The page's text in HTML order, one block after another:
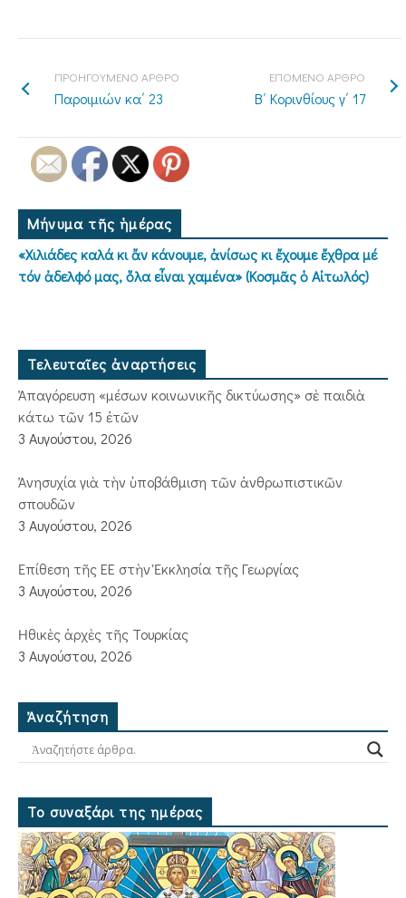
ΠΡΟΗΓΟΥΜΕΝΟ ΑΡΘΡΟ
Παροιμιών κα΄ 23
ΕΠΟΜΕΝΟ ΑΡΘΡΟ
Β΄ Κορινθίους γ΄ 17
Μήνυμα τῆς ἡμέρας
«Χιλιάδες καλά κι ἄν κάνουμε, ἀνίσως κι ἔχουμε ἔχθρα μέ
τόν ἀδελφό μας, ὅλα εἶναι χαμένα» (Κοσμᾶς ὁ Αἰτωλός)
Τελευταῖες ἀναρτήσεις
Ἀπαγόρευση «μέσων κοινωνικῆς δικτύωσης» σὲ παιδιὰ
κάτω τῶν 15 ἐτῶν
3 Αυγούστου, 2026
Ἀνησυχία γιὰ τὴν ὑποβάθμιση τῶν ἀνθρωπιστικῶν
σπουδῶν
3 Αυγούστου, 2026
Ἐπίθεση τῆς ΕΕ στὴν Ἐκκλησία τῆς Γεωργίας
3 Αυγούστου, 2026
Ἠθικὲς ἀρχὲς τῆς Τουρκίας
3 Αυγούστου, 2026
Ἀναζήτηση
Το συναξάρι της ημέρας